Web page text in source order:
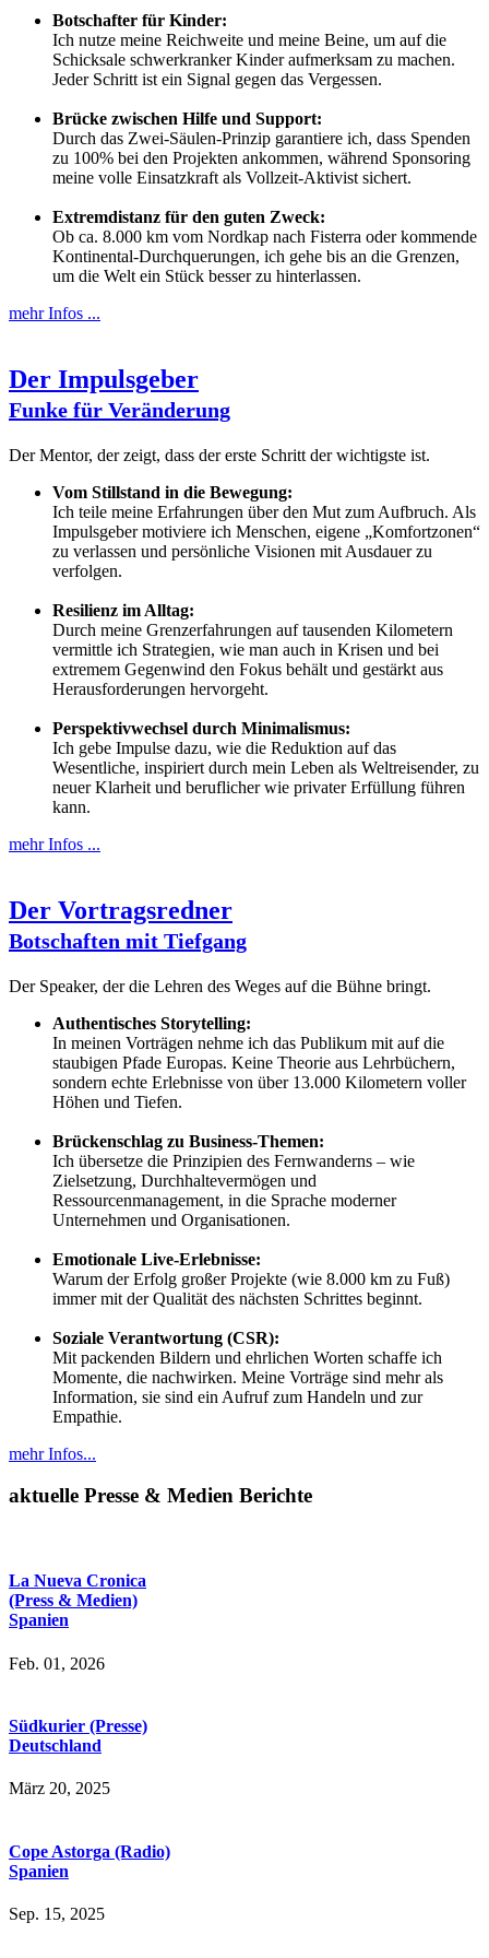
Botschafter für Kinder:
Ich nutze meine Reichweite und meine Beine, um auf die
Schicksale schwerkranker Kinder aufmerksam zu machen.
Jeder Schritt ist ein Signal gegen das Vergessen.
Brücke zwischen Hilfe und Support:
Durch das Zwei-Säulen-Prinzip garantiere ich, dass Spenden
zu 100% bei den Projekten ankommen, während Sponsoring
meine volle Einsatzkraft als Vollzeit-Aktivist sichert.
Extremdistanz für den guten Zweck:
Ob ca. 8.000 km vom Nordkap nach Fisterra oder kommende
Kontinental-Durchquerungen, ich gehe bis an die Grenzen,
um die Welt ein Stück besser zu hinterlassen.
mehr Infos ...
Der Impulsgeber
Funke für Veränderung
Der Mentor, der zeigt, dass der erste Schritt der wichtigste ist.
Vom Stillstand in die Bewegung:
Ich teile meine Erfahrungen über den Mut zum Aufbruch. Als
Impulsgeber motiviere ich Menschen, eigene „Komfortzonen“
zu verlassen und persönliche Visionen mit Ausdauer zu
verfolgen.
Resilienz im Alltag:
Durch meine Grenzerfahrungen auf tausenden Kilometern
vermittle ich Strategien, wie man auch in Krisen und bei
extremem Gegenwind den Fokus behält und gestärkt aus
Herausforderungen hervorgeht.
Perspektivwechsel durch Minimalismus:
Ich gebe Impulse dazu, wie die Reduktion auf das
Wesentliche, inspiriert durch mein Leben als Weltreisender, zu
neuer Klarheit und beruflicher wie privater Erfüllung führen
kann.
mehr Infos ...
Der Vortragsredner
Botschaften mit Tiefgang
Der Speaker, der die Lehren des Weges auf die Bühne bringt.
Authentisches Storytelling:
In meinen Vorträgen nehme ich das Publikum mit auf die
staubigen Pfade Europas. Keine Theorie aus Lehrbüchern,
sondern echte Erlebnisse von über 13.000 Kilometern voller
Höhen und Tiefen.
Brückenschlag zu Business-Themen:
Ich übersetze die Prinzipien des Fernwanderns – wie
Zielsetzung, Durchhaltevermögen und
Ressourcenmanagement, in die Sprache moderner
Unternehmen und Organisationen.
Emotionale Live-Erlebnisse:
Warum der Erfolg großer Projekte (wie 8.000 km zu Fuß)
immer mit der Qualität des nächsten Schrittes beginnt.
Soziale Verantwortung (CSR):
Mit packenden Bildern und ehrlichen Worten schaffe ich
Momente, die nachwirken. Meine Vorträge sind mehr als
Information, sie sind ein Aufruf zum Handeln und zur
Empathie.
mehr Infos...
aktuelle Presse & Medien Berichte
La Nueva Cronica
(Press & Medien)
Spanien
Feb. 01, 2026
Südkurier (Presse)
Deutschland
März 20, 2025
Cope Astorga (Radio)
Spanien
Sep. 15, 2025